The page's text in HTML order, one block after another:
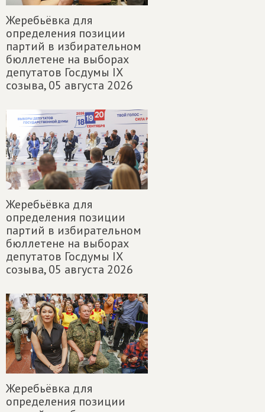
Жеребьёвка для
определения позиции
партий в избирательном
бюллетене на выборах
депутатов Госдумы IX
созыва,05 августа 2026
Жеребьёвка для
определения позиции
партий в избирательном
бюллетене на выборах
депутатов Госдумы IX
созыва,05 августа 2026
Жеребьёвка для
определения позиции